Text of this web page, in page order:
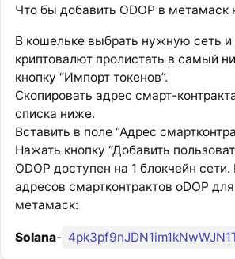
Что бы добавить ODOP в метамаск
В кошельке выбрать нужную сеть и
криптовалют пролистать в самый
кнопку “Импорт токенов”.
Скопировать адрес смарт-
списка ниже.
Вставить в поле “Адрес
Нажать кнопку “Добавить
ODOP доступен на 1 блокчейн
адресов смартконтрактов oDOP
метамаск:
Solana-